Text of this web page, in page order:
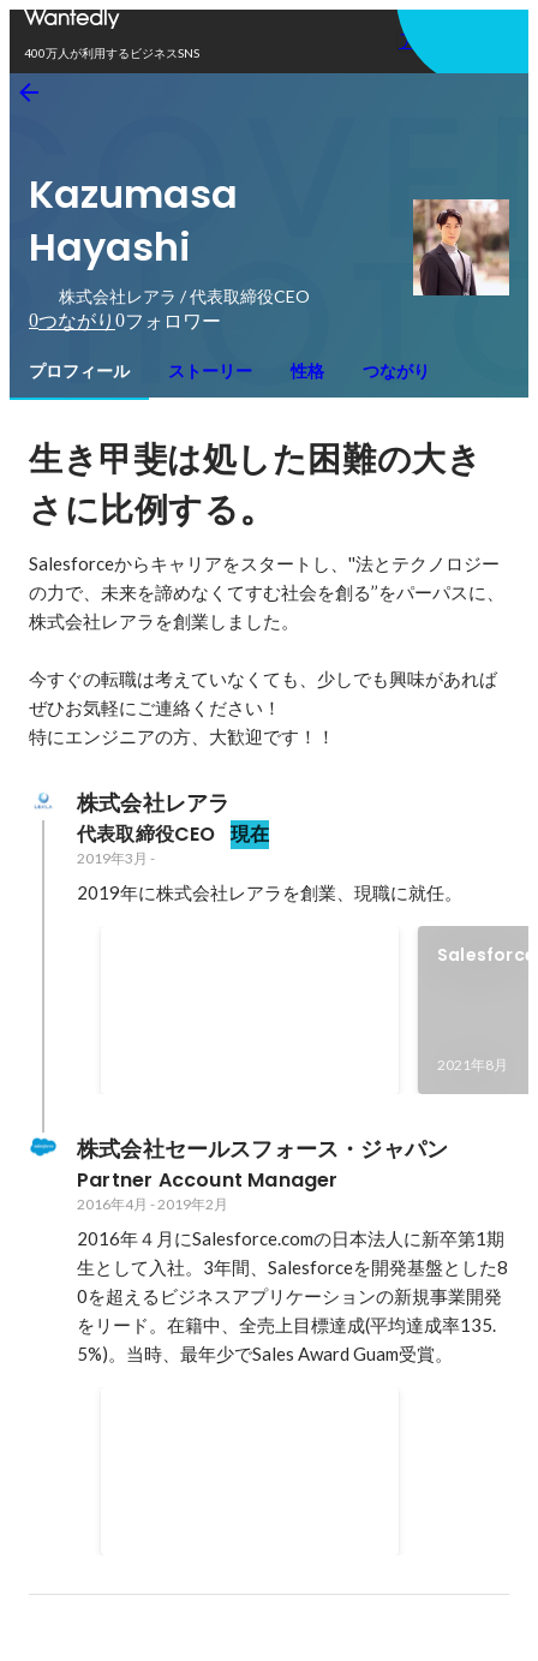
400万人が利用するビジネスSNS
アプリを使う
Kazumasa
Hayashi
株式会社レアラ / 代表取締役CEO
0つながり 0フォロワー
プロフィール ストーリー 性格 つながり
生き甲斐は処した困難の大き
さに比例する。
Salesforceからキャリアをスタートし、''法とテクノロジー
の力で、未来を諦めなくてすむ社会を創る’’をパーパスに、
株式会社レアラを創業しました。
今すぐの転職は考えていなくても、少しでも興味があれば
ぜひお気軽にご連絡ください！
特にエンジニアの方、大歓迎です！！
株式会社レアラ
代表取締役CEO 現在
2019年3月 -
2019年に株式会社レアラを創業、現職に就任。
Salesforce
2021年8月
株式会社セールスフォース・ジャパン
Partner Account Manager
2016年4月 -2019年2月
2016年４月にSalesforce.comの日本法人に新卒第1期
生として入社。3年間、Salesforceを開発基盤とした8
0を超えるビジネスアプリケーションの新規事業開発
をリード。在籍中、全売上目標達成(平均達成率135.
5%)。当時、最年少でSales Award Guam受賞。